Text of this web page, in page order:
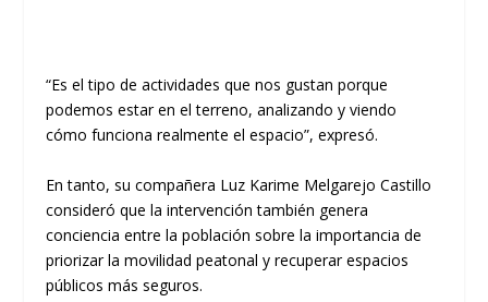
“Es el tipo de actividades que nos gustan porque
podemos estar en el terreno, analizando y viendo
cómo funciona realmente el espacio”, expresó.
En tanto, su compañera Luz Karime Melgarejo Castillo
consideró que la intervención también genera
conciencia entre la población sobre la importancia de
priorizar la movilidad peatonal y recuperar espacios
públicos más seguros.